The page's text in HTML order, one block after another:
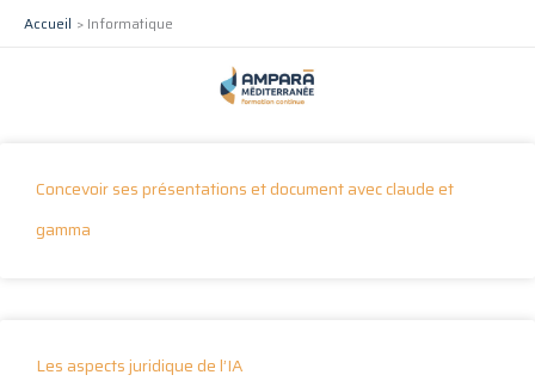
Accueil Informatique
Concevoir ses présentations et document avec claude et
gamma
Les aspects juridique de l’IA